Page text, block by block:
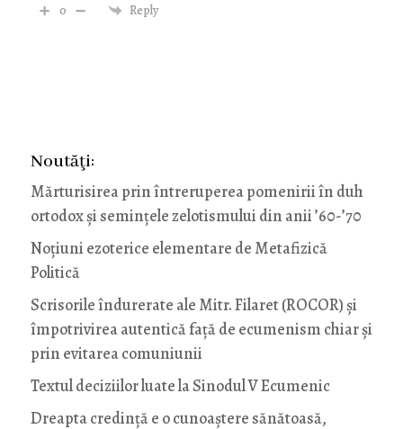
0 Reply
Noutăţi:
Mărturisirea prin întreruperea pomenirii în duh
ortodox și semințele zelotismului din anii ’60-’70
Noţiuni ezoterice elementare de Metafizică
Politică
Scrisorile îndurerate ale Mitr. Filaret (ROCOR) și
împotrivirea autentică față de ecumenism chiar și
prin evitarea comuniunii
Textul deciziilor luate la Sinodul V Ecumenic
Dreapta credință e o cunoaștere sănătoasă,